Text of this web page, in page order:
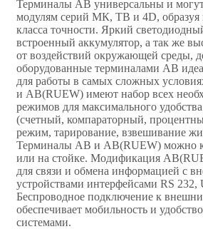
Терминалы АВ универсальны и
модулям серий МК, ТВ и 4D, образуя
класса точности. Яркий
встроенный аккумулятор, а так же
от воздействий окружающей среды,
оборудованные терминалами АВ
для работы в самых сложных
и AB(RUEW) имеют набор всех
режимов для максимального
(счетный, компараторный,
режим, тарирование, взвешивание
Терминалы АВ и AB(RUEW) можно
или на стойке. Модификация
для связи и обмена информацией с
устройствами интерфейсами RS 232,
Беспроводное подключение к
обеспечивает мобильность и
системами.